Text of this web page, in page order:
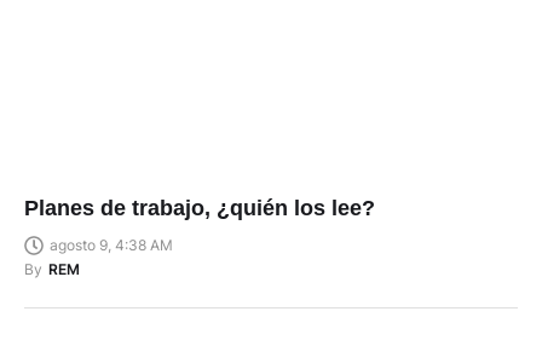
Planes de trabajo, ¿quién los lee?
agosto 9, 4:38 AM
By REM